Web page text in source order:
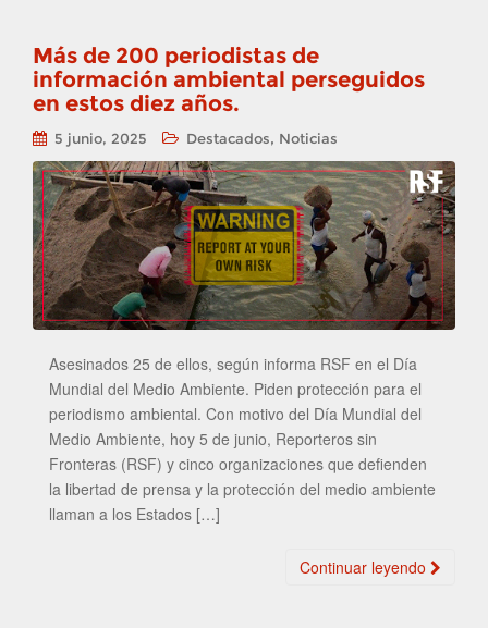
Más de 200 periodistas de
información ambiental perseguidos
en estos diez años.
5 junio, 2025 Destacados, Noticias
Asesinados 25 de ellos, según informa RSF en el Día
Mundial del Medio Ambiente. Piden protección para el
periodismo ambiental. Con motivo del Día Mundial del
Medio Ambiente, hoy 5 de junio, Reporteros sin
Fronteras (RSF) y cinco organizaciones que defienden
la libertad de prensa y la protección del medio ambiente
llaman a los Estados […]
Continuar leyendo